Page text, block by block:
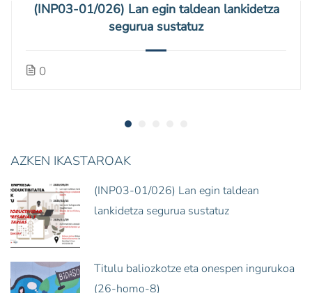
(INP03-01/026) Lan egin taldean lankidetza
segurua sustatuz
0
AZKEN IKASTAROAK
(INP03-01/026) Lan egin taldean
lankidetza segurua sustatuz
Titulu baliozkotze eta onespen ingurukoa
(26-homo-8)